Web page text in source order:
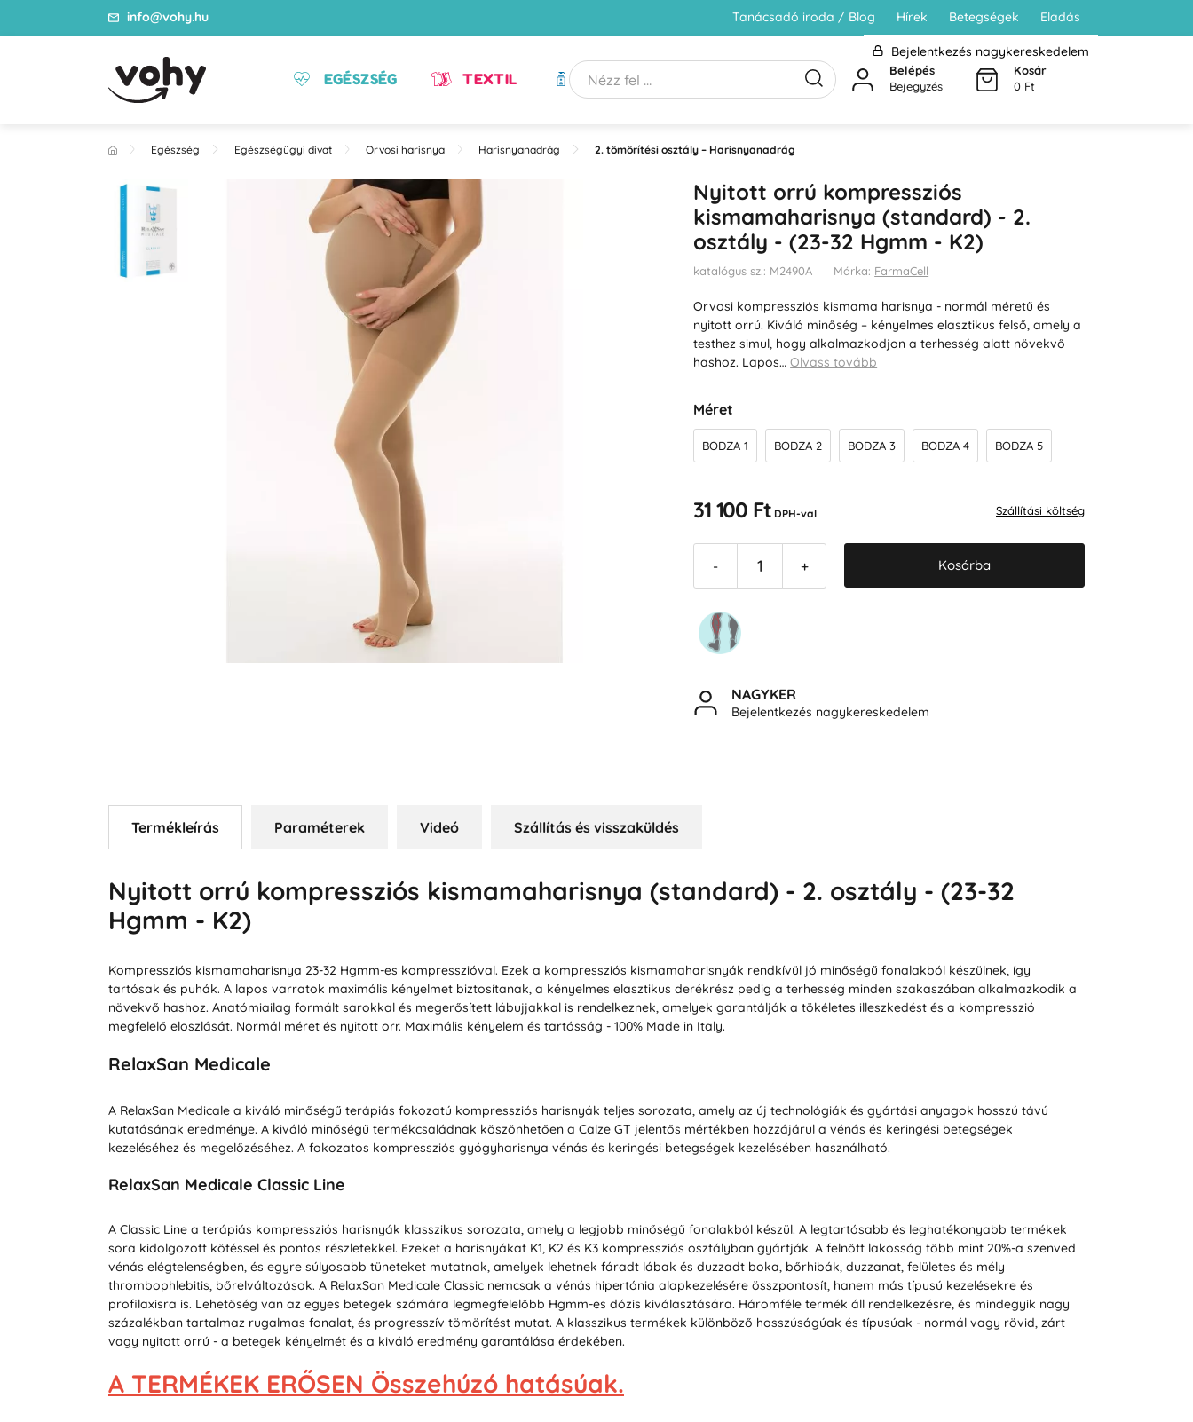
info@vohy.hu Tanácsadó iroda / Blog Hírek Betegségek Eladás
Bejelentkezés nagykereskedelem
EGÉSZSÉG TEXTIL HIGIÉNIA
Belépés
Bejegyzés
Kosár
0 Ft
Egészség Egészségügyi divat Orvosi harisnya Harisnyanadrág 2. tömörítési osztály – Harisnyanadrág
Nyitott orrú kompressziós
kismamaharisnya (standard) - 2.
osztály - (23-32 Hgmm - K2)
katalógus sz.: M2490A Márka: FarmaCell
Orvosi kompressziós kismama harisnya - normál méretű és
nyitott orrú. Kiváló minőség – kényelmes elasztikus felső, amely a
testhez simul, hogy alkalmazkodjon a terhesség alatt növekvő
hashoz. Lapos…Olvass tovább
Méret
BODZA 1 BODZA 2 BODZA 3 BODZA 4 BODZA 5
31 100 Ft DPH-val Szállítási költség
- + Kosárba
NAGYKER
Bejelentkezés nagykereskedelem
Termékleírás Paraméterek Videó Szállítás és visszaküldés
Nyitott orrú kompressziós kismamaharisnya (standard) - 2. osztály - (23-32
Hgmm - K2)
Kompressziós kismamaharisnya 23-32 Hgmm-es kompresszióval. Ezek a kompressziós kismamaharisnyák rendkívül jó minőségű fonalakból készülnek, így
tartósak és puhák. A lapos varratok maximális kényelmet biztosítanak, a kényelmes elasztikus derékrész pedig a terhesség minden szakaszában alkalmazkodik a
növekvő hashoz. Anatómiailag formált sarokkal és megerősített lábujjakkal is rendelkeznek, amelyek garantálják a tökéletes illeszkedést és a kompresszió
megfelelő eloszlását. Normál méret és nyitott orr. Maximális kényelem és tartósság - 100% Made in Italy.
RelaxSan Medicale
A RelaxSan Medicale a kiváló minőségű terápiás fokozatú kompressziós harisnyák teljes sorozata, amely az új technológiák és gyártási anyagok hosszú távú
kutatásának eredménye. A kiváló minőségű termékcsaládnak köszönhetően a Calze GT jelentős mértékben hozzájárul a vénás és keringési betegségek
kezeléséhez és megelőzéséhez. A fokozatos kompressziós gyógyharisnya vénás és keringési betegségek kezelésében használható.
RelaxSan Medicale Classic Line
A Classic Line a terápiás kompressziós harisnyák klasszikus sorozata, amely a legjobb minőségű fonalakból készül. A legtartósabb és leghatékonyabb termékek
sora kidolgozott kötéssel és pontos részletekkel. Ezeket a harisnyákat K1, K2 és K3 kompressziós osztályban gyártják. A felnőtt lakosság több mint 20%-a szenved
vénás elégtelenségben, és egyre súlyosabb tüneteket mutatnak, amelyek lehetnek fáradt lábak és duzzadt boka, bőrhibák, duzzanat, felületes és mély
thrombophlebitis, bőrelváltozások. A RelaxSan Medicale Classic nemcsak a vénás hipertónia alapkezelésére összpontosít, hanem más típusú kezelésekre és
profilaxisra is. Lehetőség van az egyes betegek számára legmegfelelőbb Hgmm-es dózis kiválasztására. Háromféle termék áll rendelkezésre, és mindegyik nagy
százalékban tartalmaz rugalmas fonalat, és progresszív tömörítést mutat. A klasszikus termékek különböző hosszúságúak és típusúak - normál vagy rövid, zárt
vagy nyitott orrú - a betegek kényelmét és a kiváló eredmény garantálása érdekében.
A TERMÉKEK ERŐSEN Összehúzó hatásúak.